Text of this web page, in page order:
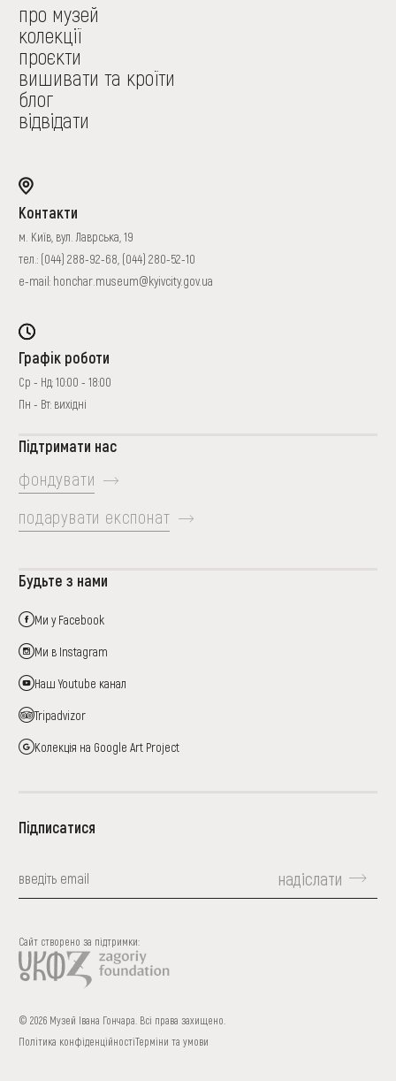
про музей
колекції
проєкти
вишивати та кроїти
блог
відвідати
Контакти
м. Київ, вул. Лаврська, 19
тел.: (044) 288-92-68 (044) 280-52-10
e-mail: honchar.museum@kyivcity.gov.ua
Графік роботи
Ср - Нд: 10:00 - 18:00
Пн - Вт: вихідні
Підтримати нас
фондувати
подарувати експонат
Будьте з нами
Ми у Facebook
Ми в Instagram
Наш Youtube канал
Tripadvizor
Колекція на Google Art Project
Підписатися
надіслати
© 2026 Музей Івана Гончара. Всі права захищено.
Сайт створено за підтримки:
Політика конфіденційностіТерміни та умови